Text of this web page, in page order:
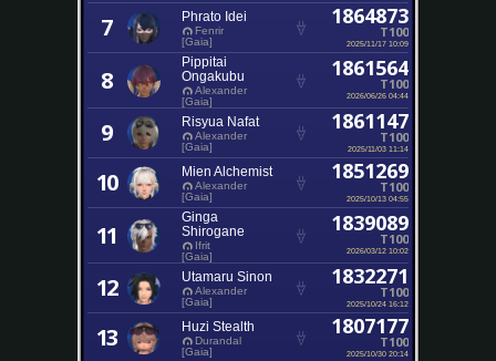
7 Phrato Idei
Fenrir
[Gaia]
1864873
T100
2025/11/17 10:09
8
Pippitai
Ongakubu
Alexander
[Gaia]
1861564
T100
2026/06/26 04:44
9 Risyua Nafat
Alexander
[Gaia]
1861147
T100
2025/11/03 11:14
10 Mien Alchemist
Alexander
[Gaia]
1851269
T100
2025/10/13 04:55
11
Ginga
Shirogane
Ifrit
[Gaia]
1839089
T100
2026/03/12 10:02
12 Utamaru Sinon
Alexander
[Gaia]
1832271
T100
2025/10/24 16:12
13 Huzi Stealth
Durandal
[Gaia]
1807177
T100
2025/10/30 20:14